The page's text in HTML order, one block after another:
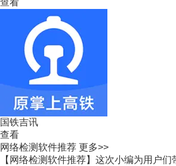
国铁吉讯
查看
网络检测软件推荐 更多>>
【网络检测软件推荐】这次小编为用户